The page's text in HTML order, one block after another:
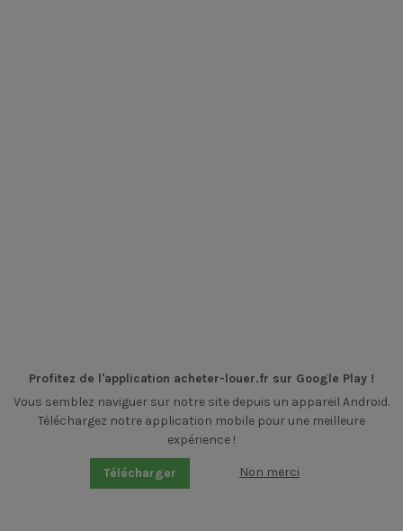
Profitez de l'application acheter-louer.fr sur Google Play !
Vous semblez naviguer sur notre site depuis un appareil Android.
Téléchargez notre application mobile pour une meilleure
expérience !
Télécharger Non merci